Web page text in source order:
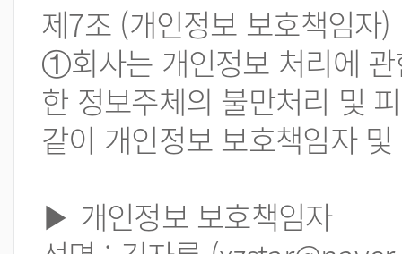
제7조 (개인정보 보호책임자)
①회사는 개인정보 처리에
한 정보주체의 불만처리 및
같이 개인정보 보호책임자
▶ 개인정보 보호책임자